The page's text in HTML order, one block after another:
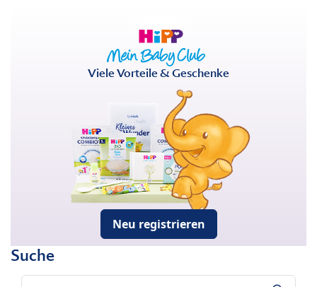
Viele Vorteile & Geschenke
Neu registrieren
Suche